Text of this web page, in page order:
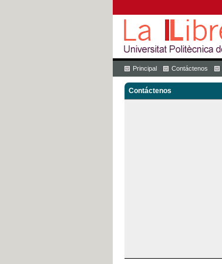
Principal Contáctenos
Contáctenos